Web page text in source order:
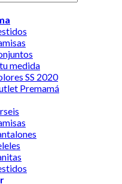
medida
SS 2020
Premamá